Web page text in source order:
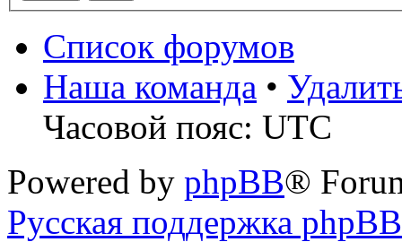
Список форумов
Наша команда •
Часовой пояс: UTC
Powered by phpBB®
Русская поддержка phpBB